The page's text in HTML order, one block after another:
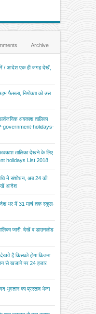
Archive
/ आदेश एक ही जगह देखें,
फैसला, नियोक्ता को उस
अवकाश तालिका
government-holidays-
अवकाश तालिका देखने के लिए
holidays List 2018
में संशोधन, अब 24 की
देखें आदेश
देश भर में 31 मार्च तक स्कूल-
जारी, देखें व डाउनलोड
हैं किसको होगा कितना
से खजाने पर 24 हजार
भुगतान का प्रस्ताव भेजा